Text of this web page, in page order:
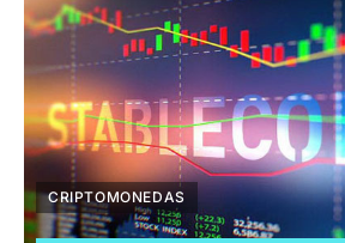
CRIPTOMONEDAS